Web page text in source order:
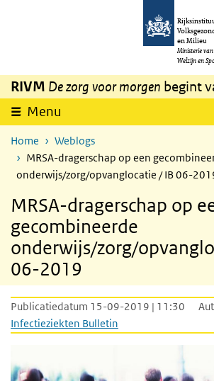
Overslaan en naar de inhoud gaan
en Milieu
Ministerie
Welzijn en
RIVM De zorg voor morgen begint
Menu
Home
Weblogs
MRSA-dragerschap op een
onderwijs/zorg/opvanglocatie / IB 06-
MRSA-dragerschap op
gecombineerde
onderwijs/zorg/
06-2019
Publicatiedatum 15-09-2019 | 11:30
Infectieziekten Bulletin